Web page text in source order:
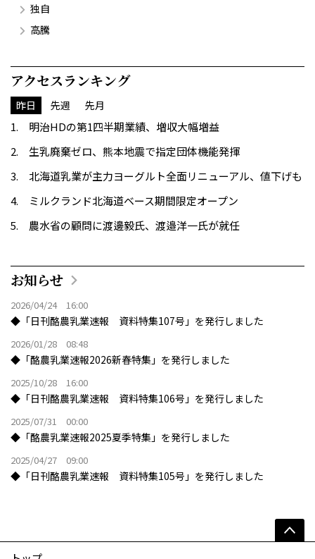
独自
高騰
アクセスランキング
昨日 先週 先月
明治HDの第1四半期業績、増収大幅増益
生乳廃棄ゼロ、熊本地震で指定団体機能発揮
北海道乳業が主力ヨーグルト全面リニューアル、値下げも
ミルクランド北海道ベース期間限定オープン
農水省の顧問に渡邊毅氏、渡邉洋一氏が就任
お知らせ
2026/04/24 16:00
◆「日刊酪農乳業速報 資料特集107号」を発行しました
2026/01/28 08:48
◆「酪農乳業速報2026新春特集」を発行しました
2025/10/28 16:00
◆「日刊酪農乳業速報 資料特集106号」を発行しました
2025/07/31 00:00
◆「酪農乳業速報2025夏季特集」を発行しました
2025/04/27 09:00
◆「日刊酪農乳業速報 資料特集105号」を発行しました